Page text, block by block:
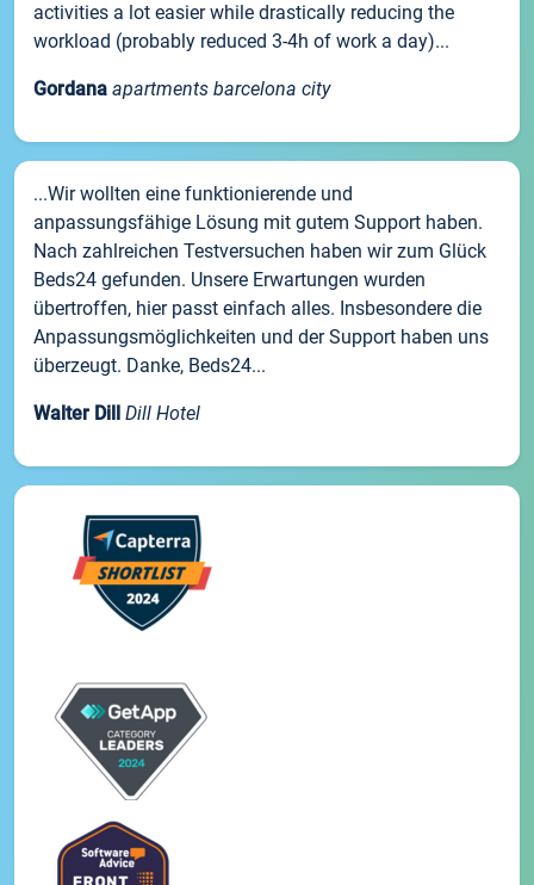
activities a lot easier while drastically reducing the
workload (probably reduced 3-4h of work a day)...
Gordana apartments barcelona city
...Wir wollten eine funktionierende und
anpassungsfähige Lösung mit gutem Support haben.
Nach zahlreichen Testversuchen haben wir zum Glück
Beds24 gefunden. Unsere Erwartungen wurden
übertroffen, hier passt einfach alles. Insbesondere die
Anpassungsmöglichkeiten und der Support haben uns
überzeugt. Danke, Beds24...
Walter Dill Dill Hotel